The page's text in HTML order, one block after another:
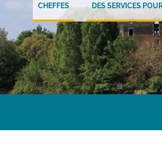
CHEFFES DES SERVICES